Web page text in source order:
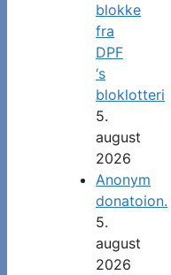
blokke
fra
DPF
‘s
bloklotteri
5.
august
2026
Anonym
donatoion.
5.
august
2026